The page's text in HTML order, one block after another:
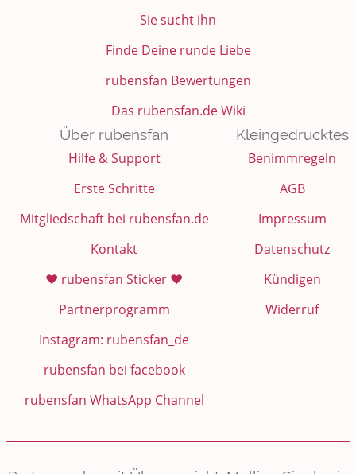
Sie sucht ihn
Finde Deine runde Liebe
rubensfan Bewertungen
Das rubensfan.de Wiki
Über rubensfan
Hilfe & Support
Erste Schritte
Mitgliedschaft bei rubensfan.de
Kontakt
❤️ rubensfan Sticker ❤️
Partnerprogramm
Instagram: rubensfan_de
rubensfan bei facebook
rubensfan WhatsApp Channel
Kleingedrucktes
Benimmregeln
AGB
Impressum
Datenschutz
Kündigen
Widerruf